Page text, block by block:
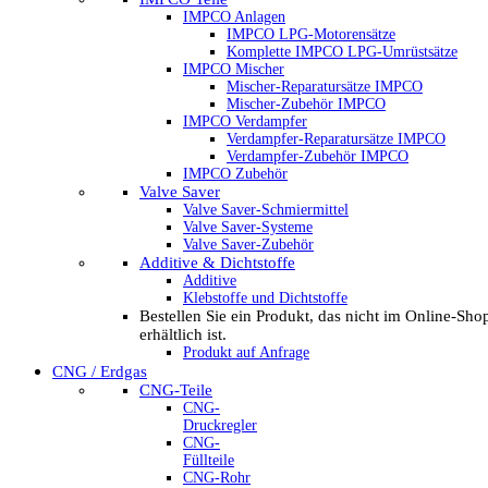
IMPCO Anlagen
IMPCO LPG-Motorensätze
Komplette IMPCO LPG-Umrüstsätze
IMPCO Mischer
Mischer-Reparatursätze IMPCO
Mischer-Zubehör IMPCO
IMPCO Verdampfer
Verdampfer-Reparatursätze IMPCO
Verdampfer-Zubehör IMPCO
IMPCO Zubehör
Valve Saver
Valve Saver-Schmiermittel
Valve Saver-Systeme
Valve Saver-Zubehör
Additive & Dichtstoffe
Additive
Klebstoffe und Dichtstoffe
Bestellen Sie ein Produkt, das nicht im Online-
erhältlich ist.
Produkt auf Anfrage
CNG / Erdgas
CNG-Teile
CNG-
Druckregler
CNG-
Füllteile
CNG-Rohr